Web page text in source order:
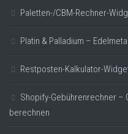
Paletten-/CBM-Rechner-
Platin & Palladium –
Restposten-Kalkulator-
Shopify-Gebührenrechner –
berechnen